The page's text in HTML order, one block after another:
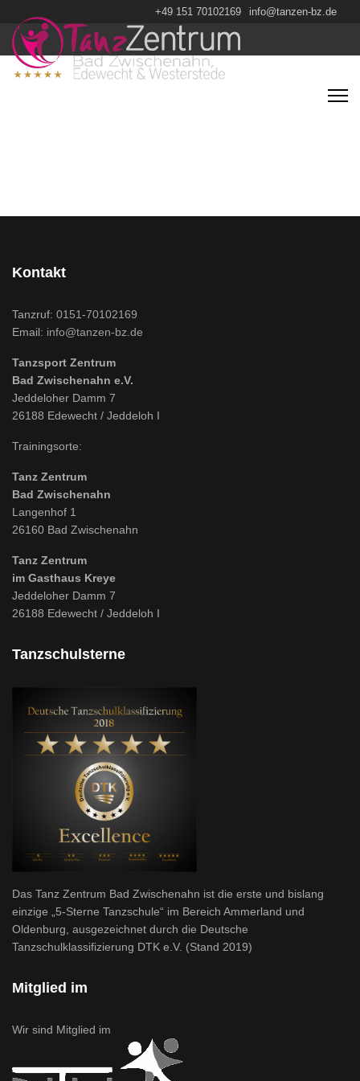
+49 151 70102169 info@tanzen-bz.de
Kontakt
Tanzruf: 0151-70102169
Email: info@tanzen-bz.de
Tanzsport Zentrum
Bad Zwischenahn e.V.
Jeddeloher Damm 7
26188 Edewecht / Jeddeloh I
Trainingsorte:
Tanz Zentrum
Bad Zwischenahn
Langenhof 1
26160 Bad Zwischenahn
Tanz Zentrum
im Gasthaus Kreye
Jeddeloher Damm 7
26188 Edewecht / Jeddeloh I
Tanzschulsterne
Das Tanz Zentrum Bad Zwischenahn ist die erste und bislang
einzige „5-Sterne Tanzschule“ im Bereich Ammerland und
Oldenburg, ausgezeichnet durch die Deutsche
Tanzschulklassifizierung DTK e.V. (Stand 2019)
Mitglied im
Wir sind Mitglied im